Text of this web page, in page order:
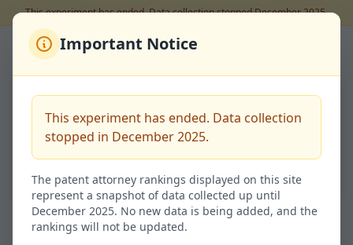
Important Notice
This experiment has ended. Data collection
stopped in December 2025.
The patent attorney rankings displayed on this site
represent a snapshot of data collected up until
December 2025. No new data is being added, and the
rankings will not be updated.
This experiment has ended. Data collection stopped December 2025.
Back to Rankings
下地 健一
Code: 100147692
34.5%
Granted / 特許査定